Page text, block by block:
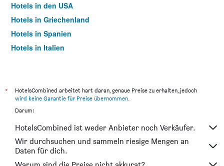
Hotels in den USA
Hotels in Griechenland
Hotels in Spanien
Hotels in Italien
*
HotelsCombined arbeitet hart daran, genaue Preise zu erhalten, jedoch
wird keine Garantie für Preise übernommen.
Darum:
HotelsCombined ist weder Anbieter noch Verkäufer.
Wir durchsuchen und sammeln riesige Mengen an
Daten für dich.